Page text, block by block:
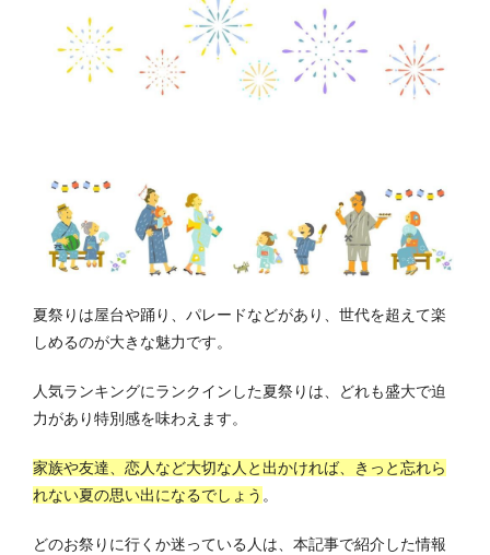
夏祭りは屋台や踊り、パレードなどがあり、世代を超えて楽
しめるのが大きな魅力です。
人気ランキングにランクインした夏祭りは、どれも盛大で迫
力があり特別感を味わえます。
家族や友達、恋人など大切な人と出かければ、きっと忘れら
れない夏の思い出になるでしょう 。
どのお祭りに行くか迷っている人は、本記事で紹介した情報